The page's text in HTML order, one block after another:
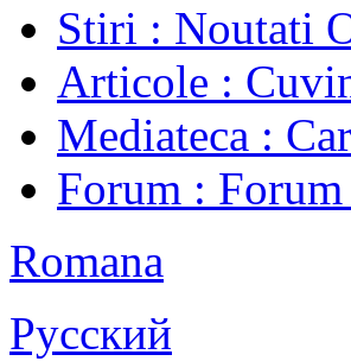
Stiri : Noutati
Articole :
Mediateca :
Forum :
Romana
Русский